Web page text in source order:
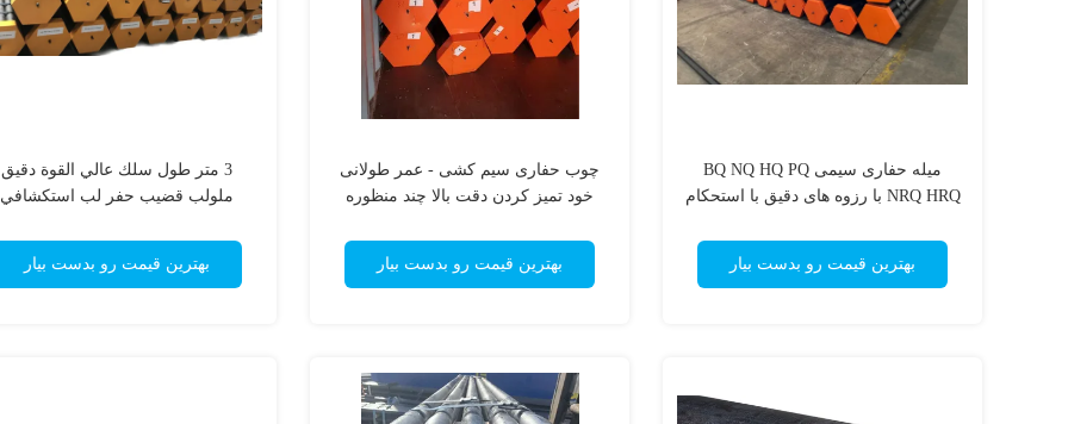
3 متر طول سلك عالي القوة دقيق
ملولب قضيب حفر لب استكشافي
بهترین قیمت رو بدست بیار
چوب حفاری سیم کشی - عمر طولانی
خود تمیز کردن دقت بالا چند منظوره
بهترین قیمت رو بدست بیار
میله حفاری سیمی BQ NQ HQ PQ
NRQ HRQ با رزوه های دقیق با استحکام
بهترین قیمت رو بدست بیار